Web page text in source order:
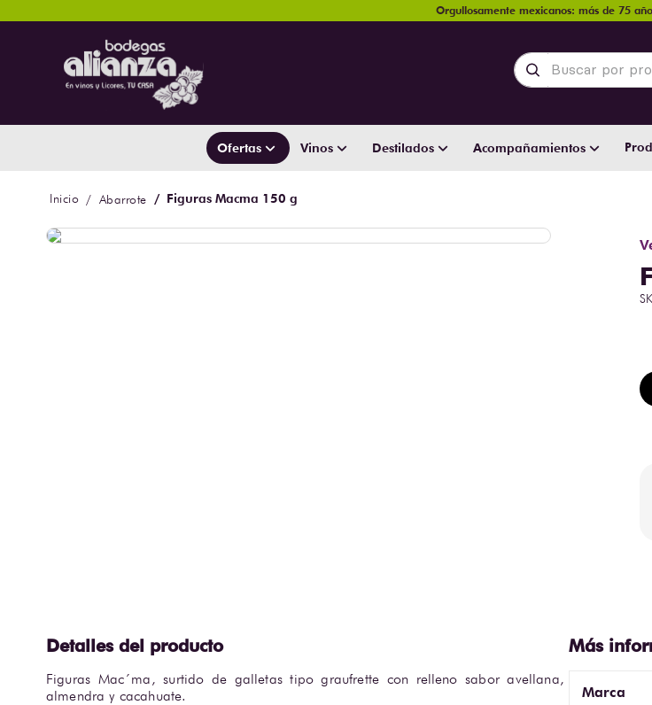
Orgullosamente mexicanos: más de 75
Buscar por
Ofertas Vinos Destilados Acompañamientos
Abarrote Figuras Macma 150 g
Figuras Mac´ma, surtido de galletas tipo graufrette con relleno sabor avellana,
almendra y cacahuate.
Marca